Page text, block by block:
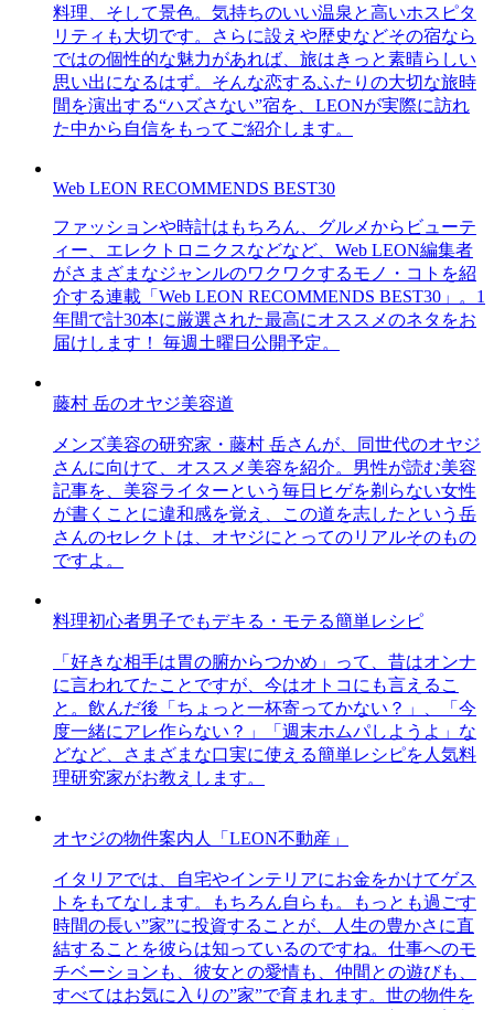
料理、そして景色。気持ちのいい温泉と高いホスピタ
リティも大切です。さらに設えや歴史などその宿なら
ではの個性的な魅力があれば、旅はきっと素晴らしい
思い出になるはず。そんな恋するふたりの大切な旅時
間を演出する“ハズさない”宿を、LEONが実際に訪れ
た中から自信をもってご紹介します。
Web LEON RECOMMENDS BEST30
ファッションや時計はもちろん、グルメからビューテ
ィー、エレクトロニクスなどなど、Web LEON編集者
がさまざまなジャンルのワクワクするモノ・コトを紹
介する連載「Web LEON RECOMMENDS BEST30」。1
年間で計30本に厳選された最高にオススメのネタをお
届けします！ 毎週土曜日公開予定。
藤村 岳のオヤジ美容道
メンズ美容の研究家・藤村 岳さんが、同世代のオヤジ
さんに向けて、オススメ美容を紹介。男性が読む美容
記事を、美容ライターという毎日ヒゲを剃らない女性
が書くことに違和感を覚え、この道を志したという岳
さんのセレクトは、オヤジにとってのリアルそのもの
ですよ。
料理初心者男子でもデキる・モテる簡単レシピ
「好きな相手は胃の腑からつかめ」って、昔はオンナ
に言われてたことですが、今はオトコにも言えるこ
と。飲んだ後「ちょっと一杯寄ってかない？」、「今
度一緒にアレ作らない？」「週末ホムパしようよ」な
どなど、さまざまな口実に使える簡単レシピを人気料
理研究家がお教えします。
オヤジの物件案内人「LEON不動産」
イタリアでは、自宅やインテリアにお金をかけてゲス
トをもてなします。もちろん自らも。もっとも過ごす
時間の長い”家”に投資することが、人生の豊かさに直
結することを彼らは知っているのですね。仕事へのモ
チベーションも、彼女との愛情も、仲間との遊びも、
すべてはお気に入りの”家”で育まれます。世の物件を